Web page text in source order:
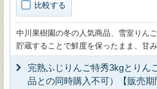
比較する
中川果樹園の冬の人気商品、雪室りん
貯蔵することで鮮度を保ったまま、甘
完熟ふじりんご特秀3kgとりん
品との同時購入不可）【販売期